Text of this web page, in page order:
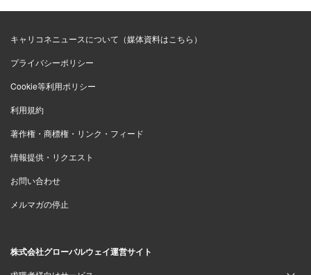
キャリコネニュースについて（媒体資料はこちら）
プライバシーポリシー
Cookie等利用ポリシー
利用規約
著作権・商標権・リンク・フィード
情報提供・リクエスト
お問い合わせ
メルマガの停止
株式会社グローバルウェイ運営サイト